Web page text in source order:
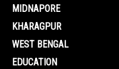
MIDNAPORE
KHARAGPUR
WEST BENGAL
EDUCATION